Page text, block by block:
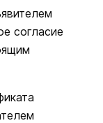
согласие